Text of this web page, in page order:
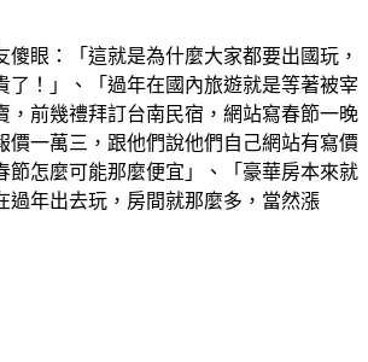
傻眼：「這就是為什麼大家都要出國玩，
了！」、「過年在國內旅遊就是等著被宰
，前幾禮拜訂台南民宿，網站寫春節一晚
價一萬三，跟他們說他們自己網站有寫價
節怎麼可能那麼便宜」、「豪華房本來就
過年出去玩，房間就那麼多，當然漲